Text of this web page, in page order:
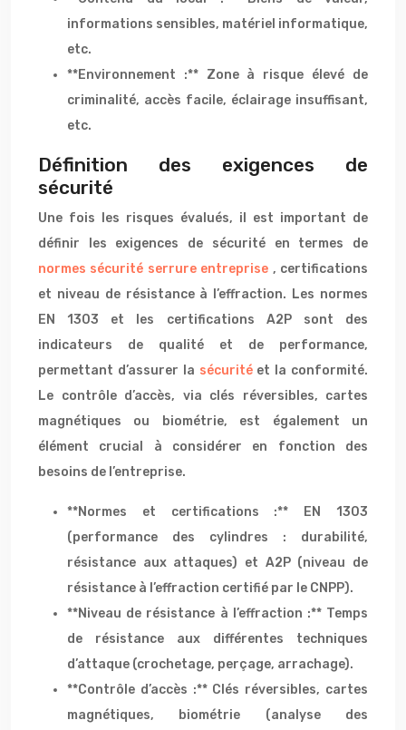
informations sensibles, matériel informatique,
etc.
**Environnement :** Zone à risque élevé de
criminalité, accès facile, éclairage insuffisant,
etc.
Définition des exigences de
sécurité
Une fois les risques évalués, il est important de
définir les exigences de sécurité en termes de
normes sécurité serrure entreprise , certifications
et niveau de résistance à l’effraction. Les normes
EN 1303 et les certifications A2P sont des
indicateurs de qualité et de performance,
permettant d’assurer la sécurité et la conformité.
Le contrôle d’accès, via clés réversibles, cartes
magnétiques ou biométrie, est également un
élément crucial à considérer en fonction des
besoins de l’entreprise.
**Normes et certifications :** EN 1303
(performance des cylindres : durabilité,
résistance aux attaques) et A2P (niveau de
résistance à l’effraction certifié par le CNPP).
**Niveau de résistance à l’effraction :** Temps
de résistance aux différentes techniques
d’attaque (crochetage, perçage, arrachage).
**Contrôle d’accès :** Clés réversibles, cartes
magnétiques, biométrie (analyse des